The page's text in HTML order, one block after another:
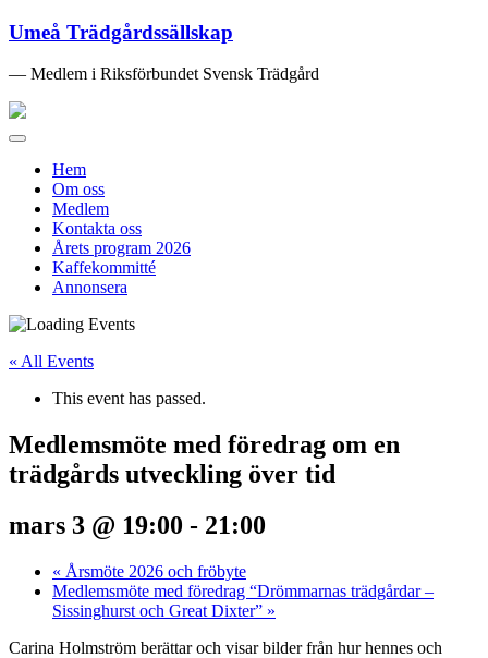
Umeå Trädgårdssällskap
— Medlem i Riksförbundet Svensk Trädgård
Toggle
navigation
Hem
Om oss
Medlem
Kontakta oss
Årets program 2026
Kaffekommitté
Annonsera
« All Events
This event has passed.
Medlemsmöte med föredrag om en
trädgårds utveckling över tid
mars 3 @ 19:00 - 21:00
« Årsmöte 2026 och fröbyte
Medlemsmöte med föredrag “Drömmarnas trädgårdar –
Sissinghurst och Great Dixter” »
Carina Holmström berättar och visar bilder från hur hennes och